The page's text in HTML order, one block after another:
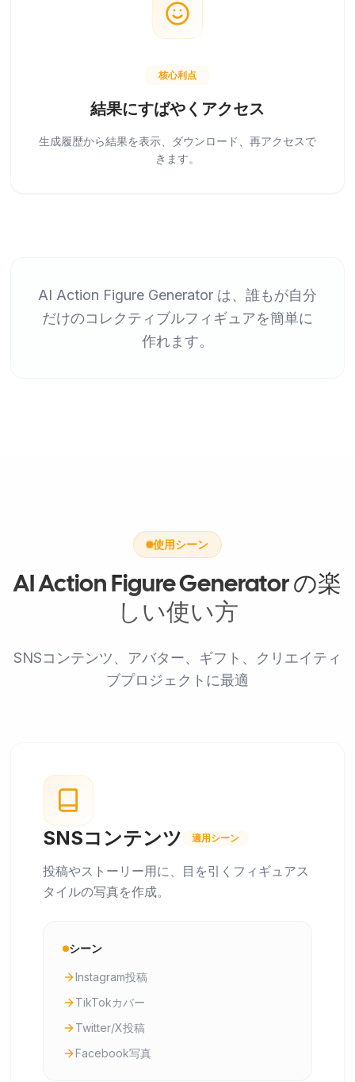
核心利点
結果にすばやくアクセス
生成履歴から結果を表示、ダウンロード、再アクセスで
きます。
AI Action Figure Generator は、誰もが自分
だけのコレクティブルフィギュアを簡単に
作れます。
使用シーン
AI Action Figure Generator の楽
しい使い方
SNSコンテンツ、アバター、ギフト、クリエイティ
ブプロジェクトに最適
SNSコンテンツ 適用シーン
投稿やストーリー用に、目を引くフィギュアス
タイルの写真を作成。
シーン
Instagram投稿
TikTokカバー
Twitter/X投稿
Facebook写真